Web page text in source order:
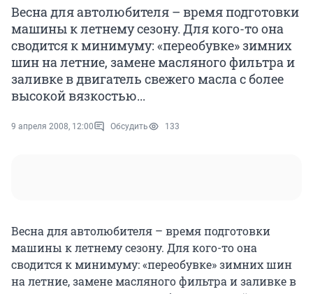
Весна для автолюбителя – время подготовки
машины к летнему сезону. Для кого-то она
сводится к минимуму: «переобувке» зимних
шин на летние, замене масляного фильтра и
заливке в двигатель свежего масла с более
высокой вязкостью...
9 апреля 2008, 12:00 Обсудить 133
Весна для автолюбителя – время подготовки
машины к летнему сезону. Для кого-то она
сводится к минимуму: «переобувке» зимних шин
на летние, замене масляного фильтра и заливке в